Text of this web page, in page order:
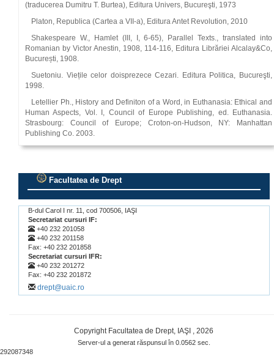
(traducerea Dumitru T. Burtea), Editura Univers, Bucureşti, 1973
Platon, Republica (Cartea a VII-a), Editura Antet Revolution, 2010
Shakespeare W., Hamlet (III, I, 6-65), Parallel Texts., translated into
Romanian by Victor Anestin, 1908, 114-116, Editura Librăriei Alcalay&Co,
București, 1908.
Suetoniu. Viețile celor doisprezece Cezari. Editura Politica, Bucureşti,
1998.
Letellier Ph., History and Definiton of a Word, in Euthanasia: Ethical and
Human Aspects, Vol. I, Council of Europe Publishing, ed. Euthanasia.
Strasbourg: Council of Europe; Croton-on-Hudson, NY: Manhattan
Publishing Co. 2003.
Facultatea de Drept
B-dul Carol I nr. 11, cod 700506, IAŞI
Secretariat cursuri IF:
+40 232 201058
+40 232 201158
Fax: +40 232 201858
Secretariat cursuri IFR:
+40 232 201272
Fax: +40 232 201872
drept@uaic.ro
Copyright Facultatea de Drept, IAŞI , 2026
Server-ul a generat răspunsul în 0.0562 sec.
292087348